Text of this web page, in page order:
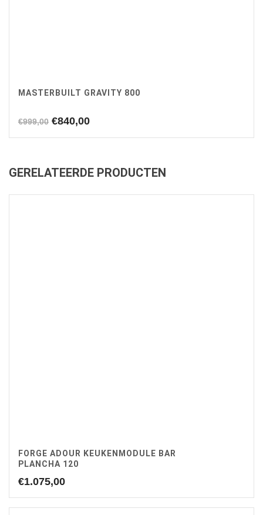
MASTERBUILT GRAVITY 800
€999,00 Oorspronkelijke
€840,00Huidige
GERELATEERDE PRODUCTEN
FORGE ADOUR KEUKENMODULE BAR
PLANCHA 120
€1.075,00